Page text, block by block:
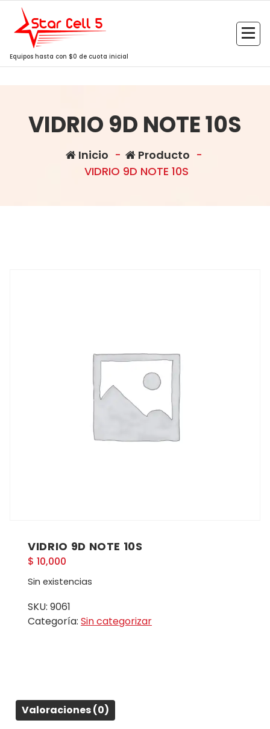
Saltar
contenido
Equipos hasta con $0 de cuota inicial
VIDRIO 9D NOTE 10S
Inicio - Producto -
VIDRIO 9D NOTE 10S
VIDRIO 9D NOTE 10S
$ 10,000
Sin existencias
SKU: 9061
Categoría: Sin categorizar
Valoraciones (0)